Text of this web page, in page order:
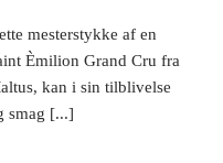
mesterstykke af en
Èmilion Grand Cru fra
kan i sin tilblivelse
smag [...]